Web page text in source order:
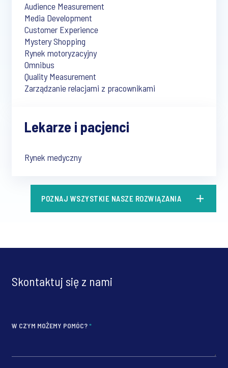
Audience Measurement
Media Development
Customer Experience
Mystery Shopping
Rynek motoryzacyjny
Omnibus
Quality Measurement
Zarządzanie relacjami z pracownikami
Lekarze i pacjenci
Rynek medyczny
POZNAJ WSZYSTKIE NASZE ROZWIĄZANIA
Skontaktuj się z nami
W CZYM MOŻEMY POMÓC?*